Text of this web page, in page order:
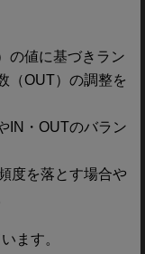
の値に基づきラン
（OUT）の調整を
IN・OUTのバラン
度を落とす場合や
ます。